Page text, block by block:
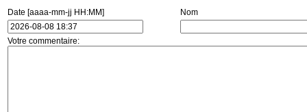
Date [aaaa-mm-jj HH:MM] Nom
Votre commentaire: